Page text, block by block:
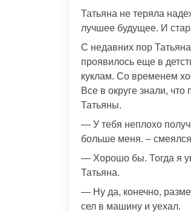
Татьяна не теряла
лучшее будущее. И
С недавних пор
проявилось еще в
куклам. Со временем
Все в округе знали,
Татьяны.
— У тебя неплохо
больше меня. –
— Хорошо бы. Тогда я
Татьяна.
— Ну да, конечно,
сел в машину и уехал.